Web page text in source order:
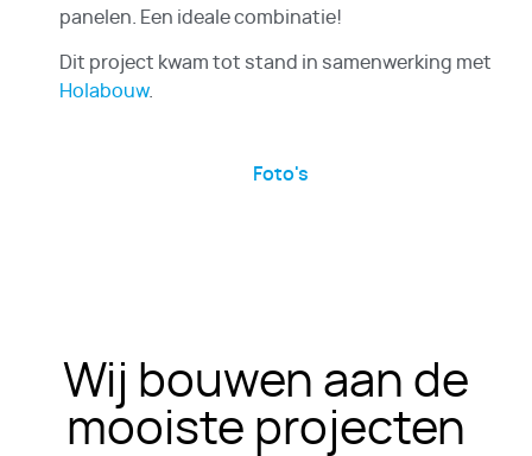
panelen. Een ideale combinatie!
Dit project kwam tot stand in samenwerking met
Holabouw.
Foto's
Wij bouwen aan de
mooiste projecten